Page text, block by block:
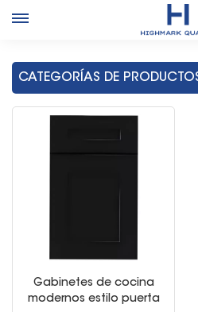
Gabinetes De
CATEGORÍAS DE
Gabinetes de cocina
modernos estilo puerta